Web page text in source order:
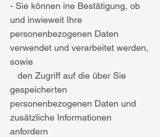
- Sie können ine Bestätigung, ob
und inwieweit Ihre
personenbezogenen Daten
verwendet und verarbeitet werden,
sowie
den Zugriff auf die über Sie
gespeicherten
personenbezogenen Daten und
zusätzliche Informationen
anfordern